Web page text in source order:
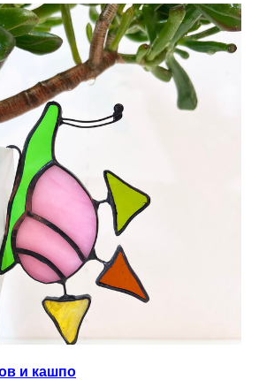
и кашпо